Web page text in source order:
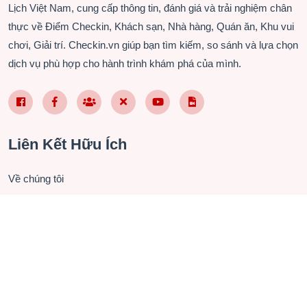
Lịch Việt Nam, cung cấp thông tin, đánh giá và trải nghiệm chân
thực về Điểm Checkin, Khách sạn, Nhà hàng, Quán ăn, Khu vui
chơi, Giải trí. Checkin.vn giúp bạn tìm kiếm, so sánh và lựa chọn
dịch vụ phù hợp cho hành trình khám phá của mình.
Facebook Page VN
Facebook Page EN
Nhóm Facebook
X (Twitter)YouTubeTikTok
Liên Kết Hữu Ích
Về chúng tôi